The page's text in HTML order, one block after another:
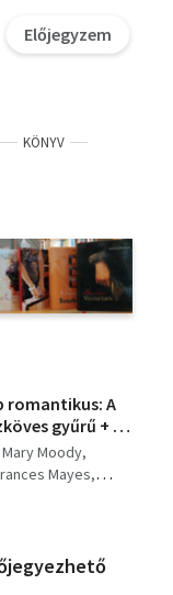
Előjegyzem
KÖNYV
romantikus: A
gyűrű + Az
tangó + Hét év
+
Mary Moody
Mayes